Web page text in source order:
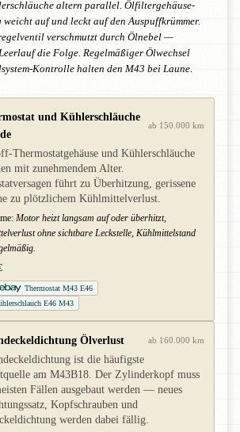
altern parallel. Ölfiltergehäuse-
weicht auf und leckt auf den Auspuffkrümmer.
verschmutzt durch Ölnebel —
die Folge. Regelmäßiger Ölwechsel
Kontrolle halten den M43 bei Laune.
und Kühlerschläuche
ab 150.000 km
Thermostatgehäuse und Kühlerschläuche
mit zunehmendem Alter.
führt zu Überhitzung, gerissene
zu plötzlichem Kühlmittelverlust.
Motor heizt langsam auf oder überhitzt,
ohne sichtbare Leckstelle, Kühlmittelstand
Thermostat M43 E46
E46 M43
Ölverlust ab 160.000 km
ist die häufigste
am M43B18. Der Zylinderkopf muss
Fällen ausgebaut werden — neues
Kopfschrauben und
werden dabei fällig.